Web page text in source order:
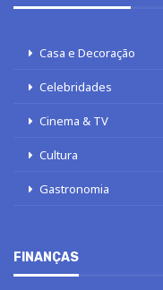
Casa e Decoração
Celebridades
Cinema & TV
Cultura
Gastronomia
FINANÇAS